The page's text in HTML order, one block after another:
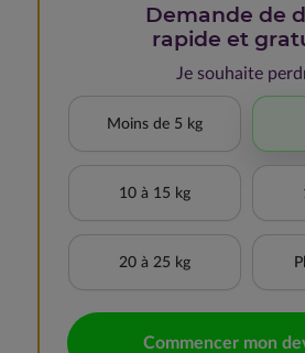
Demande de
rapide et
Je souhaite
Moins de 5 kg
10 à 15 kg
20 à 25 kg
Commencer mon